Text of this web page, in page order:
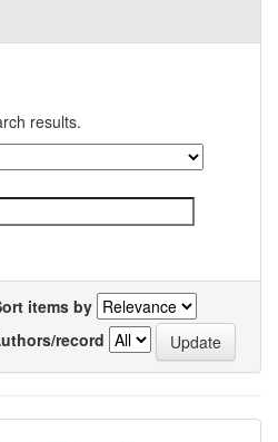
results.
items by
record